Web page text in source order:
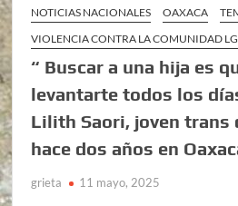
NOTICIAS NACIONALES
OAXACA
VIOLENCIA CONTRA LA COMUNIDAD
“ Buscar a una hija es
levantarte todos los
Lilith Saori, joven trans
hace dos años en
grieta 11 mayo, 2025